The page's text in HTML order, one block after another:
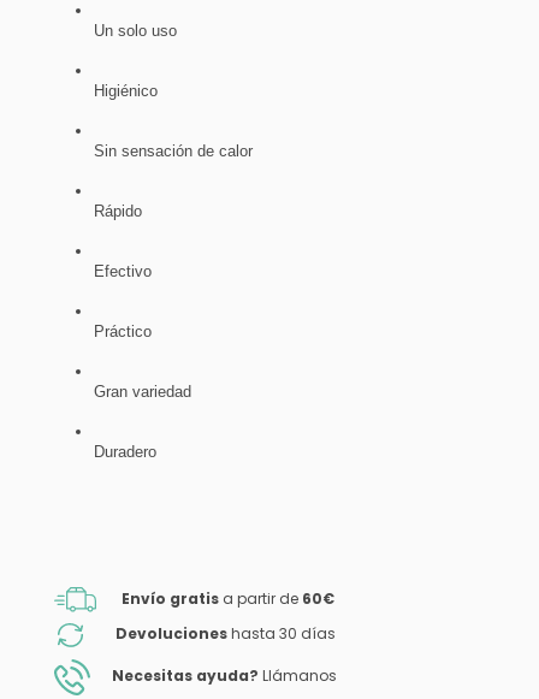
Un solo uso
Higiénico
Sin sensación de calor
Rápido
Efectivo
Práctico
Gran variedad
Duradero
Envío gratis a partir de 60€
Devolucioneshasta 30 días
Necesitas ayuda? Llámanos